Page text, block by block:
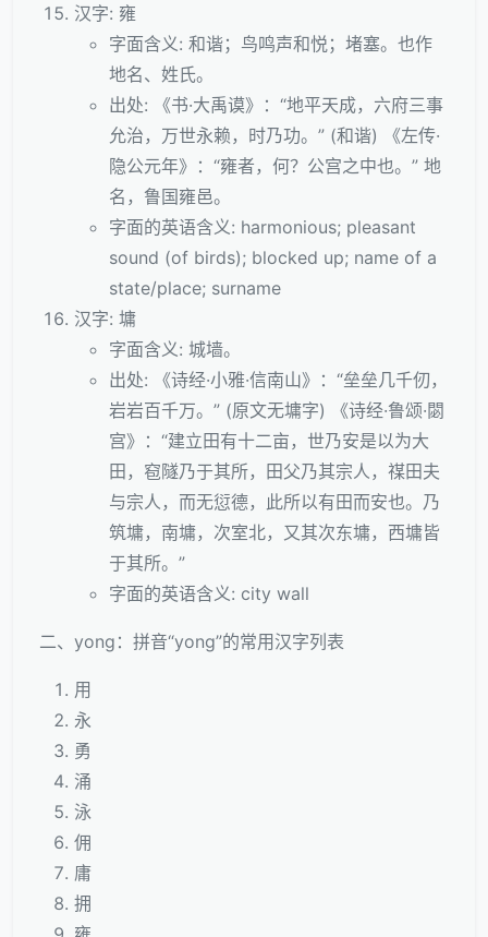
汉字: 雍
字面含义: 和谐；鸟鸣声和悦；堵塞。也作
地名、姓氏。
出处: 《书·大禹谟》：“地平天成，六府三事
允治，万世永赖，时乃功。” (和谐) 《左传·
隐公元年》：“雍者，何？公宫之中也。” 地
名，鲁国雍邑。
字面的英语含义: harmonious; pleasant
sound (of birds); blocked up; name of a
state/place; surname
汉字: 墉
字面含义: 城墙。
出处: 《诗经·小雅·信南山》：“垒垒几千仞，
岩岩百千万。” (原文无墉字) 《诗经·鲁颂·閟
宫》：“建立田有十二亩，世乃安是以为大
田，窇隧乃于其所，田父乃其宗人，禖田夫
与宗人，而无愆德，此所以有田而安也。乃
筑墉，南墉，次室北，又其次东墉，西墉皆
于其所。”
字面的英语含义: city wall
二、yong：拼音“yong”的常用汉字列表
用
永
勇
涌
泳
佣
庸
拥